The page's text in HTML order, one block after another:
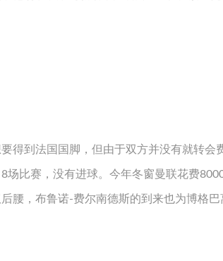
得到法国国脚，但由于双方并没有就转会
比赛，没有进球。今年冬窗曼联花费
腰，布鲁诺-费尔南德斯的到来也为博格巴